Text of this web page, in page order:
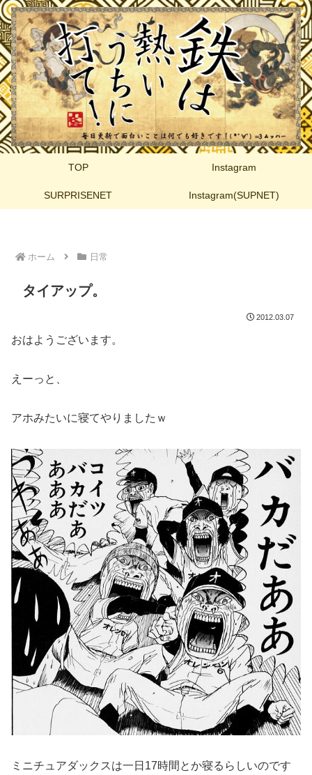
TOP Instagram
SURPRISENET Instagram(SUPNET)
ホーム 日常
タイアップ。
2012.03.07
おはようございます。
えーっと、
アホみたいに寝てやりましたｗ
ミニチュアダックスは一日17時間とか寝るらしいのです